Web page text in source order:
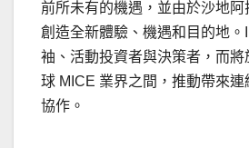
前所未有的機遇，並由於沙地阿
創造全新體驗、機遇和目的地。
袖、活動投資者與決策者，而將
球 MICE 業界之間，推動帶來
協作。